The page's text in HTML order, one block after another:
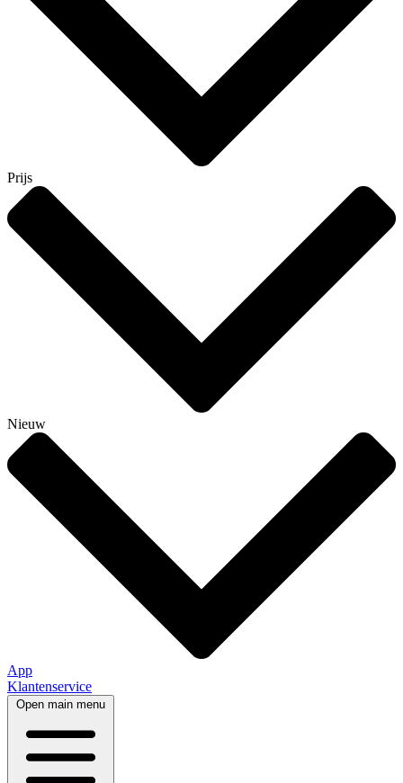
Prijs
Nieuw
App
Klantenservice
Open main menu